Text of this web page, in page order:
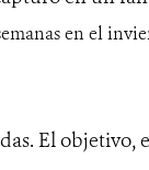
en el
El objetivo,